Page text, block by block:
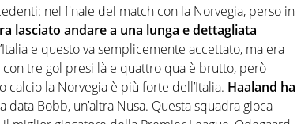
nel finale del match con la Norvegia, perso in
lasciato andare a una lunga e dettagliata
e questo va semplicemente accettato, ma era
con tre gol presi là e quattro qua è brutto, però
calcio la Norvegia è più forte dell’Italia. Haaland ha
data Bobb, un’altra Nusa. Questa squadra gioca